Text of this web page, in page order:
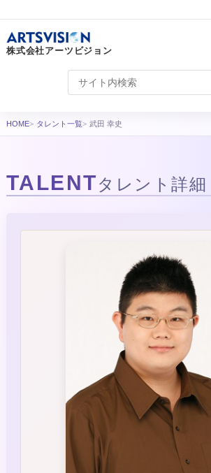
株式会社アーツビジョン
HOME タレント一覧 武田 幸史
TALENTタレント詳細